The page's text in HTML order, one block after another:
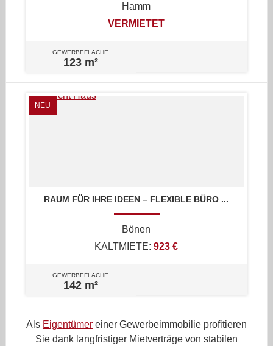
Hamm
VERMIETET
GEWERBEFLÄCHE
123 m²
NEU
RAUM FÜR IHRE IDEEN – FLEXIBLE BÜRO ...
Bönen
KALTMIETE: 923 €
GEWERBEFLÄCHE
142 m²
Als Eigentümereiner Gewerbeimmobilie profitieren
Sie dank langfristiger Mietverträge von stabilen